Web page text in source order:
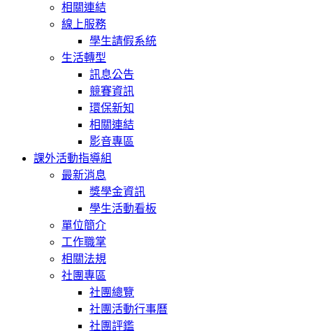
相關連結
線上服務
學生請假系統
生活轉型
訊息公告
競賽資訊
環保新知
相關連結
影音專區
課外活動指導組
最新消息
獎學金資訊
學生活動看板
單位簡介
工作職掌
相關法規
社團專區
社團總覽
社團活動行事曆
社團評鑑